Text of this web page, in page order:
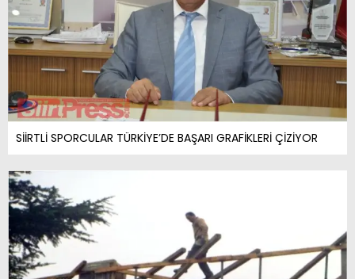
SİİRTLİ SPORCULAR TÜRKİYE’DE BAŞARI GRAFİKLERİ ÇİZİYOR